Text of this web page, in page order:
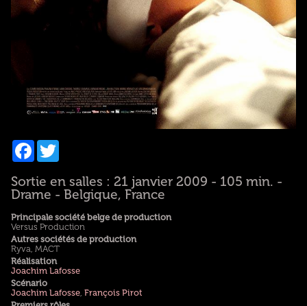
Facebook
Twitter
Sortie en salles : 21 janvier 2009 - 105 min. -
Drame - Belgique, France
Principale société belge de production
Versus Production
Autres sociétés de production
Ryva, MACT
Réalisation
Joachim Lafosse
Scénario
Joachim Lafosse, François Pirot